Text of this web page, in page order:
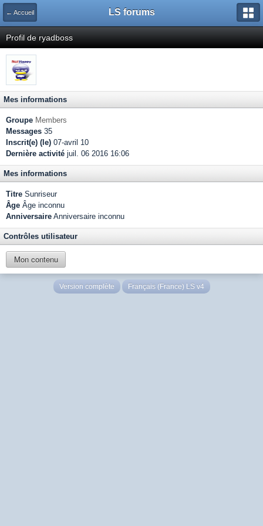
← Accueil LS forums
Profil de ryadboss
Mes informations
Groupe Members
Messages 35
Inscrit(e) (le) 07-avril 10
Dernière activité juil. 06 2016 16:06
Mes informations
Titre Sunriseur
Âge Âge inconnu
Anniversaire Anniversaire inconnu
Contrôles utilisateur
Mon contenu
Version complète Français (France) LS v4